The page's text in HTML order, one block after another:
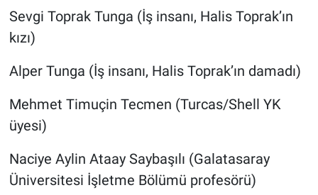
Sevgi Toprak Tunga (İş insanı, Halis Toprak’ın
kızı)
Alper Tunga (İş insanı, Halis Toprak’ın damadı)
Mehmet Timuçin Tecmen (Turcas/Shell YK
üyesi)
Naciye Aylin Ataay Saybaşılı (Galatasaray
Üniversitesi İşletme Bölümü profesörü)
Programlar
Sağlık
Teknoloji